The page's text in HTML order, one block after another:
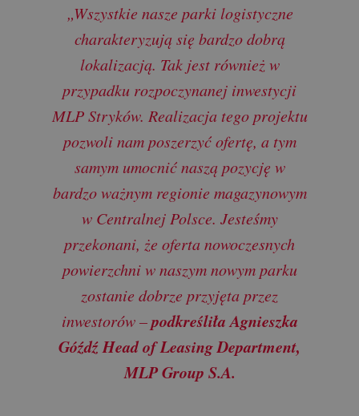
„Wszystkie nasze parki logistyczne
charakteryzują się bardzo dobrą
lokalizacją. Tak jest również w
przypadku rozpoczynanej inwestycji
MLP Stryków. Realizacja tego projektu
pozwoli nam poszerzyć ofertę, a tym
samym umocnić naszą pozycję w
bardzo ważnym regionie magazynowym
w Centralnej Polsce. Jesteśmy
przekonani, że oferta nowoczesnych
powierzchni w naszym nowym parku
zostanie dobrze przyjęta przez
inwestorów –podkreśliła Agnieszka
Góźdź Head of Leasing Department,
MLP Group S.A.